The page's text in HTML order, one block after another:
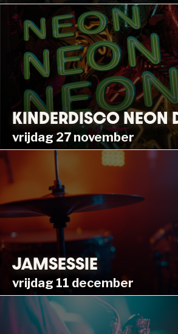
KINDERDISCO NEON
vrijdag 27 november
JAMSESSIE
vrijdag 11 december